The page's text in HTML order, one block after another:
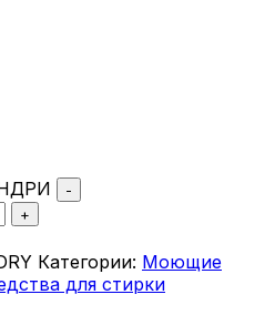
-
+
Категории: Моющие
для стирки